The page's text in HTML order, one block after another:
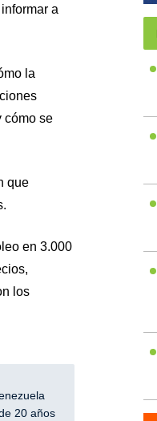
a
la
cómo se
que
en 3.000
los
20 años